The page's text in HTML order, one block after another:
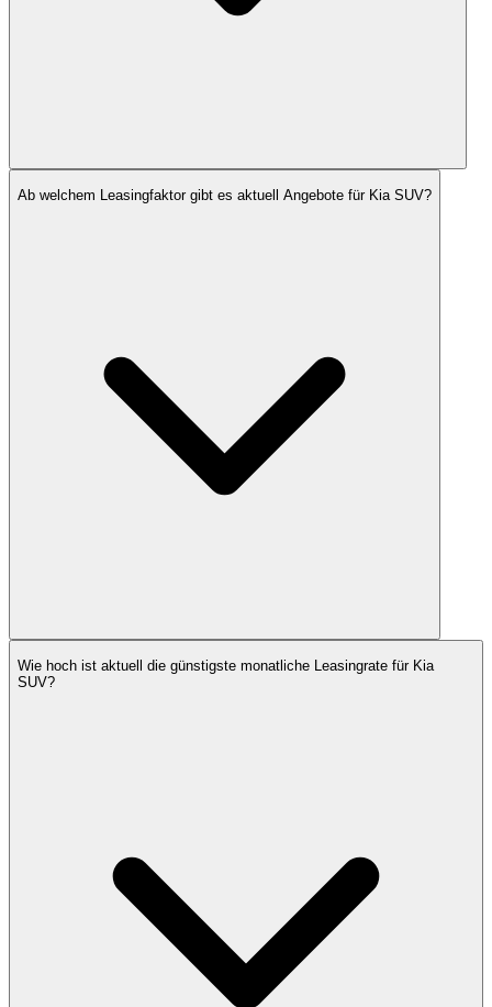
Ab welchem Leasingfaktor gibt es aktuell Angebote für Kia SUV?
Wie hoch ist aktuell die günstigste monatliche Leasingrate für Kia
SUV?